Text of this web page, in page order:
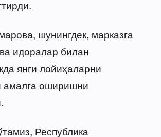
шунингдек, марказга
идоралар билан
янги лойиҳаларни
амалга оширишни
Республика